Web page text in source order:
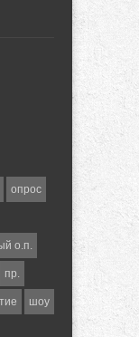
опрос
о.п.
пр.
шоу